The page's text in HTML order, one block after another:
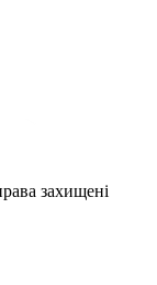
захищені